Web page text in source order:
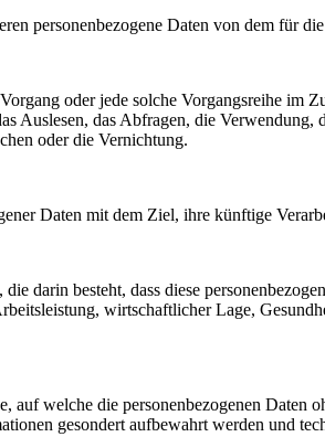
personenbezogene Daten von dem für
oder jede solche Vorgangsreihe im
Auslesen, das Abfragen, die
oder die Vernichtung.
Daten mit dem Ziel, ihre künftige
darin besteht, dass diese
wirtschaftlicher Lage,
auf welche die personenbezogenen
gesondert aufbewahrt werden und